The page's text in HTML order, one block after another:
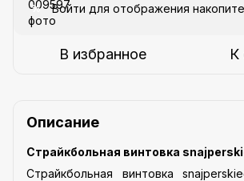
% Войти для отображения
В избранное К
Описание
Страйкбольная винтовка
Страйкбольная винтовка